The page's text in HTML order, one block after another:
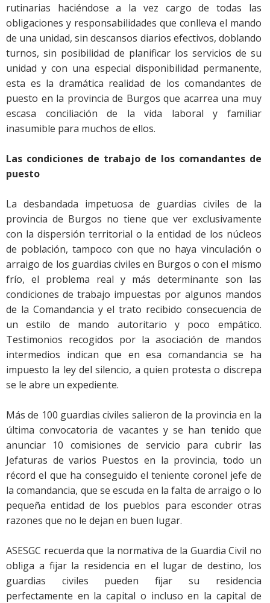
rutinarias haciéndose a la vez cargo de todas las
obligaciones y responsabilidades que conlleva el mando
de una unidad, sin descansos diarios efectivos, doblando
turnos, sin posibilidad de planificar los servicios de su
unidad y con una especial disponibilidad permanente,
esta es la dramática realidad de los comandantes de
puesto en la provincia de Burgos que acarrea una muy
escasa conciliación de la vida laboral y familiar
inasumible para muchos de ellos.
Las condiciones de trabajo de los comandantes de
puesto
La desbandada impetuosa de guardias civiles de la
provincia de Burgos no tiene que ver exclusivamente
con la dispersión territorial o la entidad de los núcleos
de población, tampoco con que no haya vinculación o
arraigo de los guardias civiles en Burgos o con el mismo
frío, el problema real y más determinante son las
condiciones de trabajo impuestas por algunos mandos
de la Comandancia y el trato recibido consecuencia de
un estilo de mando autoritario y poco empático.
Testimonios recogidos por la asociación de mandos
intermedios indican que en esa comandancia se ha
impuesto la ley del silencio, a quien protesta o discrepa
se le abre un expediente.
Más de 100 guardias civiles salieron de la provincia en la
última convocatoria de vacantes y se han tenido que
anunciar 10 comisiones de servicio para cubrir las
Jefaturas de varios Puestos en la provincia, todo un
récord el que ha conseguido el teniente coronel jefe de
la comandancia, que se escuda en la falta de arraigo o lo
pequeña entidad de los pueblos para esconder otras
razones que no le dejan en buen lugar.
ASESGC recuerda que la normativa de la Guardia Civil no
obliga a fijar la residencia en el lugar de destino, los
guardias civiles pueden fijar su residencia
perfectamente en la capital o incluso en la capital de